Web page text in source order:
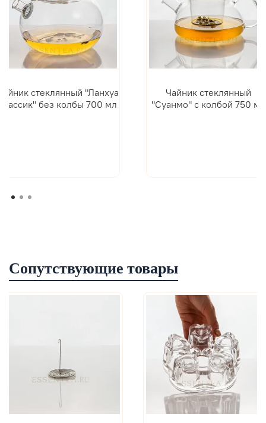
стеклянный "Ланхуа
без колбы 700 мл
Чайник стеклянный
"Суанмо" с колбой 750 мл
Сопутствующие товары